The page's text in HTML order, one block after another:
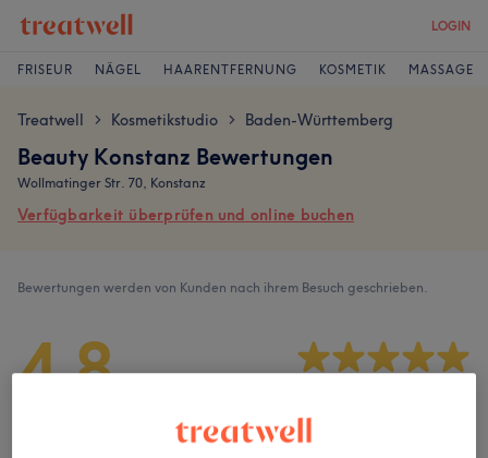
LOGIN
FRISEUR NÄGEL HAARENTFERNUNG KOSMETIK MASSAGE
Treatwell > Kosmetikstudio > Baden-Württemberg
Beauty Konstanz Bewertungen
Wollmatinger Str. 70, Konstanz
Verfügbarkeit überprüfen und online buchen
Bewertungen werden von Kunden nach ihrem Besuch geschrieben.
4,8